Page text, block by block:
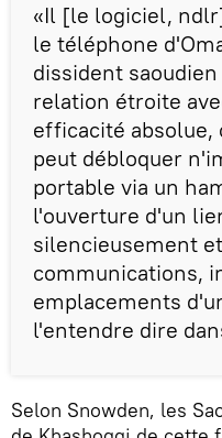
«Il [le logiciel,
le téléphone
dissident
relation étroite
efficacité absolue,
peut débloquer
portable via un
l'ouverture d'un
silencieusement
communications,
emplacements
l'entendre dire
Selon Snowden, les